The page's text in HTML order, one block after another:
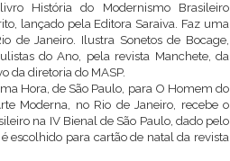
História do Modernismo Brasileiro
lançado pela Editora Saraiva. Faz uma
de Janeiro. Ilustra Sonetos de Bocage,
do Ano, pela revista Manchete, da
da diretoria do MASP.
Hora, de São Paulo, para O Homem do
Moderna, no Rio de Janeiro, recebe o
na IV Bienal de São Paulo, dado pelo
escolhido para cartão de natal da revista